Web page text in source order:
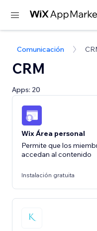
Comunicación
CRM
Apps: 20
Wix Área personal
Permite que los
accedan al contenido
Instalación gratuita